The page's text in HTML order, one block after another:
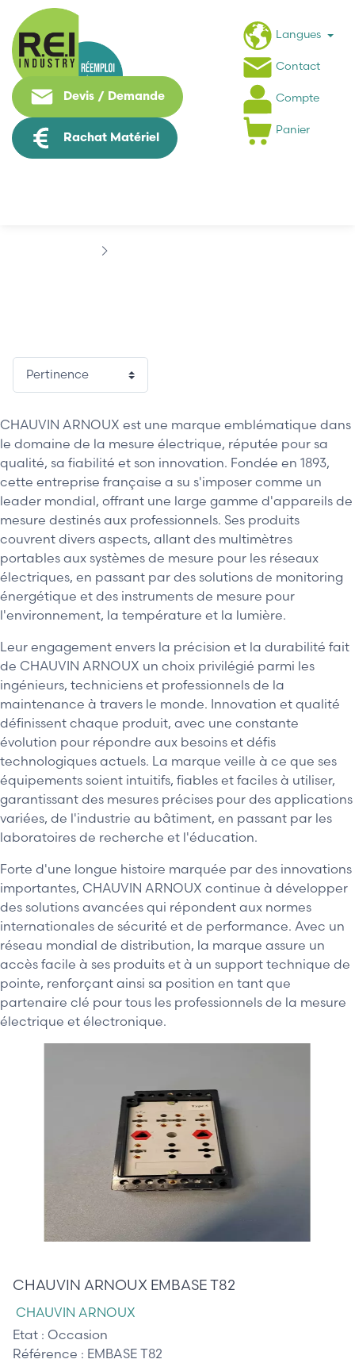
Devis / Demande
Rachat Matériel
Langues
Contact
Compte
Panier
CHAUVIN ARNOUX est une marque emblématique dans
le domaine de la mesure électrique, réputée pour sa
qualité, sa fiabilité et son innovation. Fondée en 1893,
cette entreprise française a su s'imposer comme un
leader mondial, offrant une large gamme d'appareils de
mesure destinés aux professionnels. Ses produits
couvrent divers aspects, allant des multimètres
portables aux systèmes de mesure pour les réseaux
électriques, en passant par des solutions de monitoring
énergétique et des instruments de mesure pour
l'environnement, la température et la lumière.
Leur engagement envers la précision et la durabilité fait
de CHAUVIN ARNOUX un choix privilégié parmi les
ingénieurs, techniciens et professionnels de la
maintenance à travers le monde. Innovation et qualité
définissent chaque produit, avec une constante
évolution pour répondre aux besoins et défis
technologiques actuels. La marque veille à ce que ses
équipements soient intuitifs, fiables et faciles à utiliser,
garantissant des mesures précises pour des applications
variées, de l'industrie au bâtiment, en passant par les
laboratoires de recherche et l'éducation.
Forte d'une longue histoire marquée par des innovations
importantes, CHAUVIN ARNOUX continue à développer
des solutions avancées qui répondent aux normes
internationales de sécurité et de performance. Avec un
réseau mondial de distribution, la marque assure un
accès facile à ses produits et à un support technique de
pointe, renforçant ainsi sa position en tant que
partenaire clé pour tous les professionnels de la mesure
électrique et électronique.
CHAUVIN ARNOUX EMBASE T82
CHAUVIN ARNOUX
Etat : Occasion
Référence : EMBASE T82